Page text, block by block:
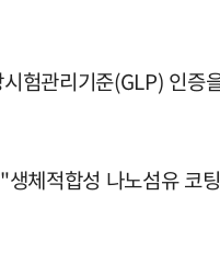
험관리기준(GLP) 인
체적합성 나노섬유 코